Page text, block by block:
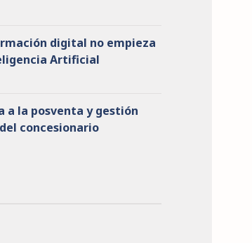
digital no empieza
Artificial
a la posventa y gestión
concesionario